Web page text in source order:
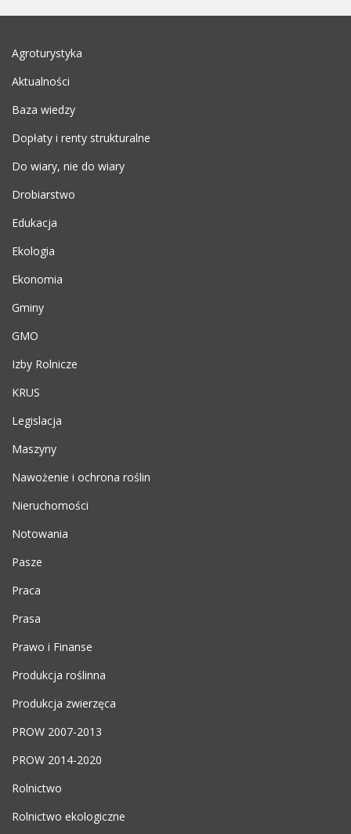
Agroturystyka
Aktualności
Baza wiedzy
Dopłaty i renty strukturalne
Do wiary, nie do wiary
Drobiarstwo
Edukacja
Ekologia
Ekonomia
Gminy
GMO
Izby Rolnicze
KRUS
Legislacja
Maszyny
Nawożenie i ochrona roślin
Nieruchomości
Notowania
Pasze
Praca
Prasa
Prawo i Finanse
Produkcja roślinna
Produkcja zwierzęca
PROW 2007-2013
PROW 2014-2020
Rolnictwo
Rolnictwo ekologiczne